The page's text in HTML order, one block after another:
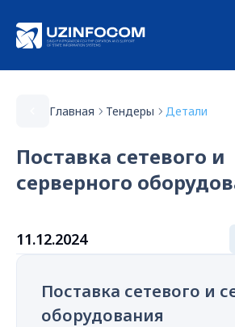
Главная Тендеры Детали
Поставка сетевого и
серверного
11.12.2024
Поставка сетевого и
оборудования